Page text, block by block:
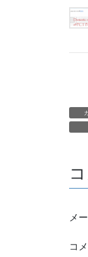
メ
コ